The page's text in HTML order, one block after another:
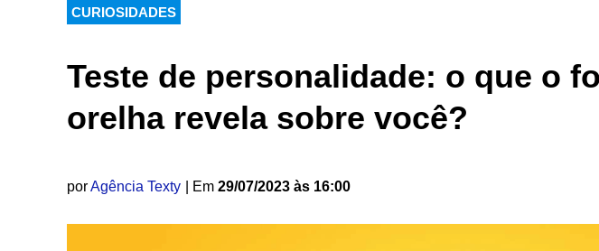
CURIOSIDADES
Teste de personalidade: o que o
orelha revela sobre você?
porAgência Texty | Em 29/07/2023 às 16:00